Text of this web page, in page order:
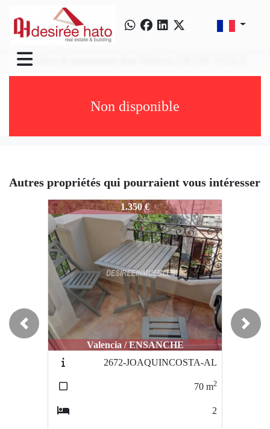
Location de appartement dans Valencia, CIUTAT VELLA
Non disponible
Autres propriétés qui pourraient vous intéresser
3871-CALATRAVA-001
1.350 €
Valencia / ENSANCHE
2672-JOAQUINCOSTA-AL
70 m2
2
Previous Next